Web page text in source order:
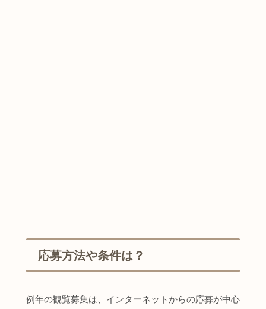
応募方法や条件は？
例年の観覧募集は、インターネットからの応募が中心